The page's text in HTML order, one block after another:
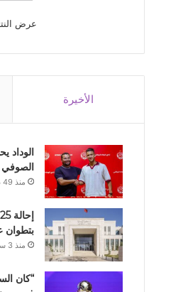
عرض
الأخيرة
الوداد
الصوفي
منذ 49 دقيقة
بتطوان
منذ 3 ساعات
“كان